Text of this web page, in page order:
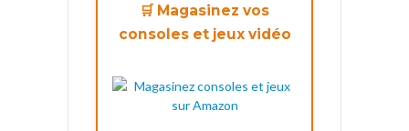
🛒 Magasinez vos
consoles et jeux vidéo